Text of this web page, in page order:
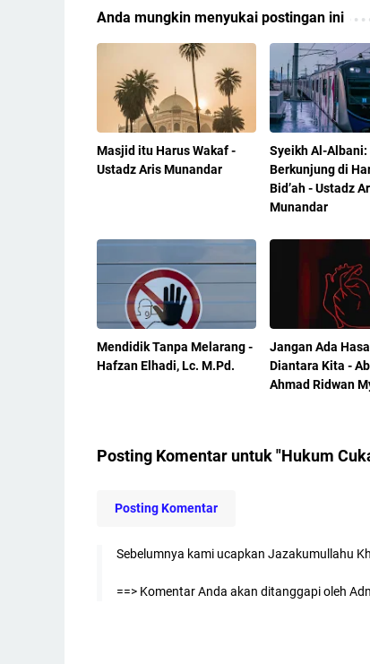
Anda mungkin menyukai postingan ini
Masjid itu Harus Wakaf -
Ustadz Aris Munandar
Syeikh Al-
Berkunjung di
Bid’ah - Ustadz
Munandar
Mendidik Tanpa Melarang -
Hafzan Elhadi, Lc. M.Pd.
Jangan Ada
Diantara Kita -
Ahmad Ridwan
Posting Komentar untuk "Hukum
Posting Komentar
Sebelumnya kami ucapkan Jazakumullahu
==> Komentar Anda akan ditanggapi oleh